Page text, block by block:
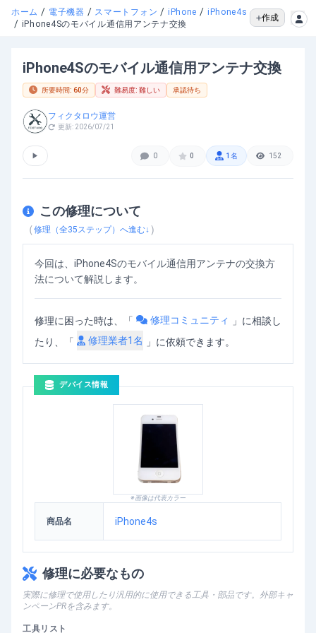
ホーム / 電子機器 / スマートフォン / iPhone / iPhone4s
/ iPhone4Sのモバイル通信用アンテナ交換
作成
iPhone4Sのモバイル通信用アンテナ交換
所要時間: 60分 難易度: 難しい 承認待ち
フィクタロウ運営
更新: 2026/07/21
▶ 0 0 1 名 152
この修理について
（修理（全35 ステップ）へ進む↓ ）
今回は、iPhone4Sのモバイル通信用アンテナの交換方
法について解説します。
修理に困った時は、「 修理コミュニティ 」 に相談し
たり、「
修理業者1名 」に依頼できます。
デバイス情報
※画像は代表カラー
商品名 iPhone4s
修理に必要なもの
実際に修理で使用したり汎用的に使用できる工具・部品です。外部キャ
ンペーンPRを含みます。
工具リスト